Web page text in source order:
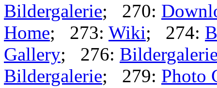
Bildergalerie; 270:
Home; 273: Wiki; 274:
Gallery; 276:
Bildergalerie; 279: Photo